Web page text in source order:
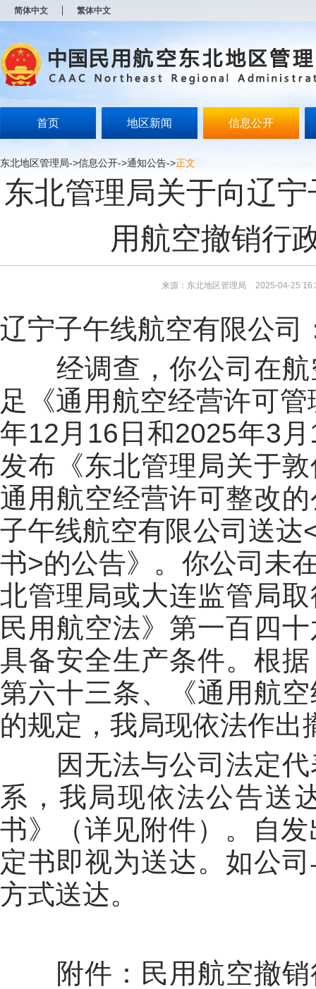
简体中文 繁体中文
首页 地区新闻 信息公开
东北地区管理局->信息公开->通知公告->正文
东北管理局关于向辽
用航空撤销行
来源：东北地区管理局 2025-04-25
辽宁子午线航空有限公司
经调查，你公司在
足《通用航空经营许可
年12月16日和2025年3
发布《东北管理局关于
通用航空经营许可整改
子午线航空有限公司送达
书>的公告》。你公司未
北管理局或大连监管局
民用航空法》第一百四
具备安全生产条件。根
第六十三条、《通用航
的规定，我局现依法作
因无法与公司法定
系，我局现依法公告送
书》（详见附件）。自
定书即视为送达。如公
方式送达。
附件：民用航空撤
开
无
障
说
按
Alt
加
浪